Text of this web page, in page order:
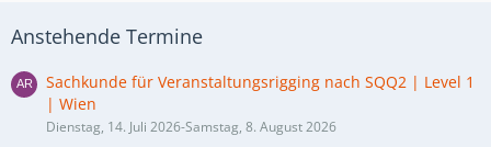
Anstehende Termine
Sachkunde für Veranstaltungsrigging nach SQQ2 | Level 1
| Wien
Dienstag, 14. Juli 2026-Samstag, 8. August 2026